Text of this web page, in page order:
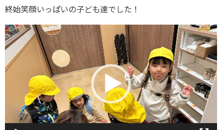
終始笑顔いっぱいの子ども達でした！
動
画
プ
レ